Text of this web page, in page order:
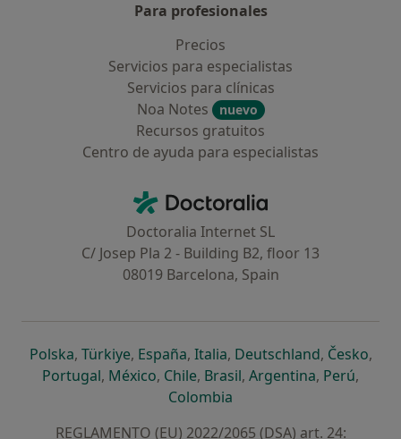
Para profesionales
Precios
Servicios para especialistas
Servicios para clínicas
Noa Notes
nuevo
Recursos gratuitos
Centro de ayuda para especialistas
Doctoralia - Página de inicio
Doctoralia Internet SL
C/ Josep Pla 2 - Building B2, floor 13
08019 Barcelona, Spain
Polskase abre en una nueva pestaña
, Türkiyese abre en una nueva pestaña
, Españase abre en una nueva pestaña
, Italiase abre en una nueva
, Deutschlandse abre en
, Českose
,
Portugalse abre en una nueva pestaña
, Méxicose abre en una nueva pestaña
, Chilese abre en una nueva pestaña
, Brasilse abre en una nueva
, Argentinase abre en
, Perúse
,
Colombia
REGLAMENTO (EU) 2022/2065 (DSA) art. 24: